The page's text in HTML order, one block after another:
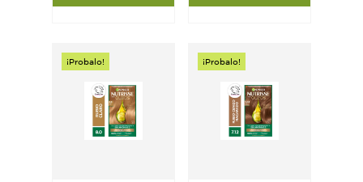
¡Probalo! ¡Probalo!